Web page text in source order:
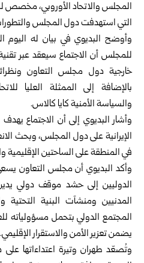
المجلس والاتحاد الأوروبي، مخصص
التي استهدفت دول المجلس
وأوضح البديوي في بيان له اليوم
للمجلس أن الاجتماع سيعقد عبر
خارجية دول مجلس التعاون
بالإضافة إلى الممثلة العليا
والسياسة الأمنية كايا كالاس.
وأشار البديوي إلى أن الاجتماع
الإيرانية على دول المجلس، وبحث
في المنطقة على الساحتين الإقليمية
وأكد البديوي أن مجلس التعاون
الدوليين إلى حشد موقف دولي
المدنيين ومنشآت البنية التحتية
المجتمع الدولي بتحمل مسؤولياته
يضمن تعزير الأمن والاستقرار الإقليمي.
وتُصعّد طهران وتيرة اعتداءاتها